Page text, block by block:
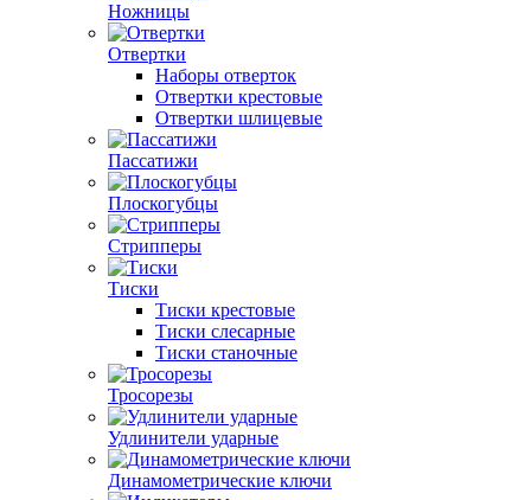
Ножницы
Отвертки
Наборы отверток
Отвертки крестовые
Отвертки шлицевые
Пассатижи
Плоскогубцы
Стрипперы
Тиски
Тиски крестовые
Тиски слесарные
Тиски станочные
Тросорезы
Удлинители ударные
Динамометрические ключи